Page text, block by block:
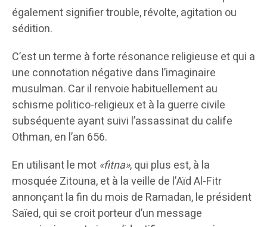
également signifier trouble, révolte, agitation ou
sédition.
C’est un terme à forte résonance religieuse et qui a
une connotation négative dans l’imaginaire
musulman. Car il renvoie habituellement au
schisme politico-religieux et à la guerre civile
subséquente ayant suivi l’assassinat du calife
Othman, en l’an 656.
En utilisant le mot «fitna», qui plus est, à la
mosquée Zitouna, et à la veille de l’Aïd Al-Fitr
annonçant la fin du mois de Ramadan, le président
Saïed, qui se croit porteur d’un message